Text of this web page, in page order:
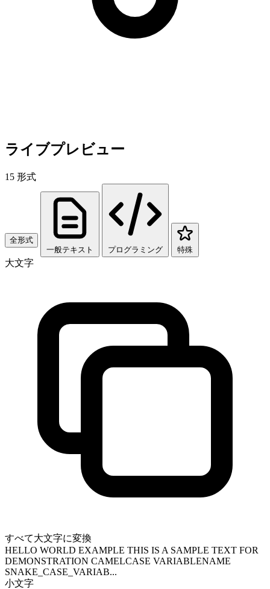
ライブプレビュー
15 形式
全形式
一般テキスト
プログラミング 特殊
大文字
すべて大文字に変換
HELLO WORLD EXAMPLE THIS IS A SAMPLE TEXT FOR
DEMONSTRATION CAMELCASE VARIABLENAME
SNAKE_CASE_VARIAB...
小文字